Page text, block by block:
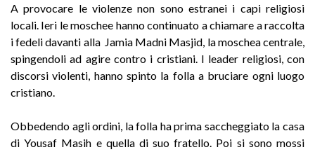
A provocare le violenze non sono estranei i capi religiosi
locali. Ieri le moschee hanno continuato a chiamare a raccolta
i fedeli davanti alla Jamia Madni Masjid, la moschea centrale,
spingendoli ad agire contro i cristiani. I leader religiosi, con
discorsi violenti, hanno spinto la folla a bruciare ogni luogo
cristiano.
Obbedendo agli ordini, la folla ha prima saccheggiato la casa
di Yousaf Masih e quella di suo fratello. Poi si sono mossi